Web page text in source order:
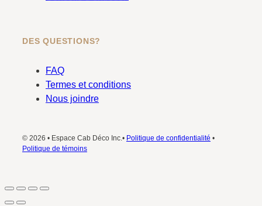
DES QUESTIONS?
FAQ
Termes et conditions
Nous joindre
© 2026 • Espace Cab Déco Inc.• Politique de confidentialité •
Politique de témoins